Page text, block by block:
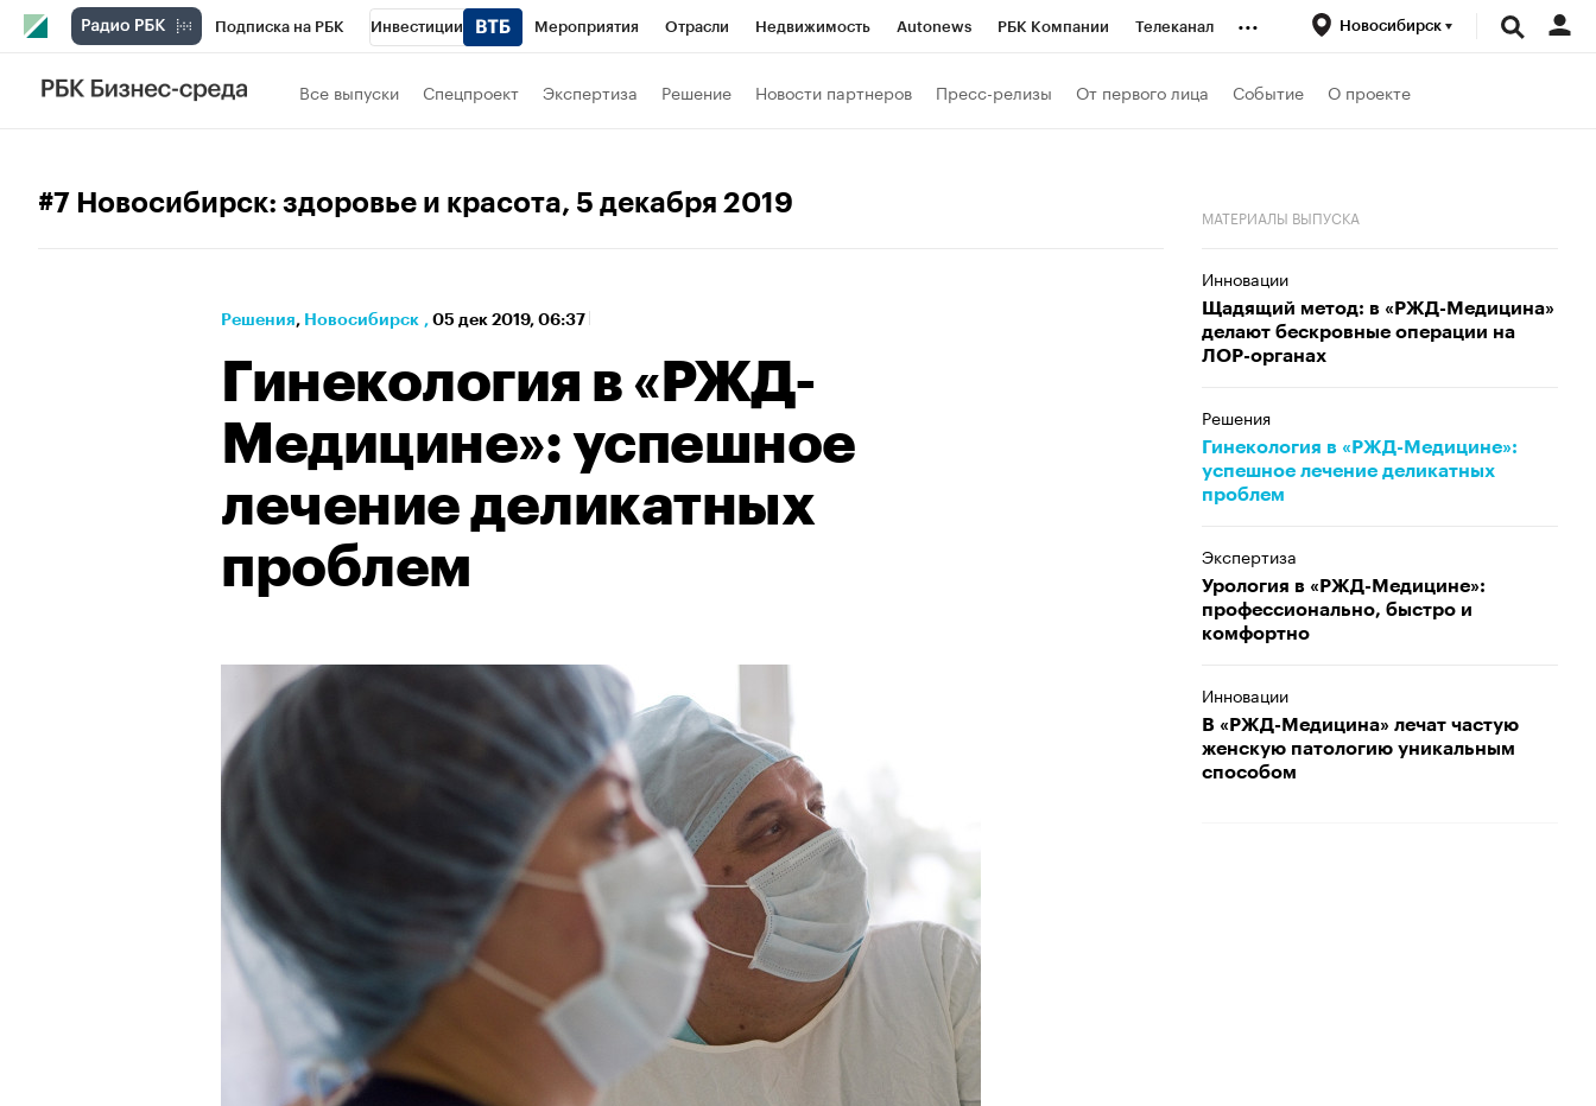
Подписка на РБК Инвестиции Мероприятия Отрасли Недвижимость Autonews РБК Компании Телеканал
РБК Вино
Спецпроекты СПб
... Новосибирск
Все выпуски Спецпроект Экспертиза Решение Новости партнеров Пресс-релизы От первого лица Событие О проекте
#7 Новосибирск: здоровье и красота, 5 декабря 2019
Решения⁠, Новосибирск , 05 дек 2019, 06:37
Гинекология в «РЖД-
Медицине»: успешное
лечение деликатных
проблем
МАТЕРИАЛЫ ВЫПУСКА
Инновации
Щадящий метод: в «РЖД-Медицина»
делают бескровные операции на
ЛОР-органах
Решения
Гинекология в «РЖД-Медицине»:
успешное лечение деликатных
проблем
Экспертиза
Урология в «РЖД-Медицине»:
профессионально, быстро и
комфортно
Инновации
В «РЖД-Медицина» лечат частую
женскую патологию уникальным
способом